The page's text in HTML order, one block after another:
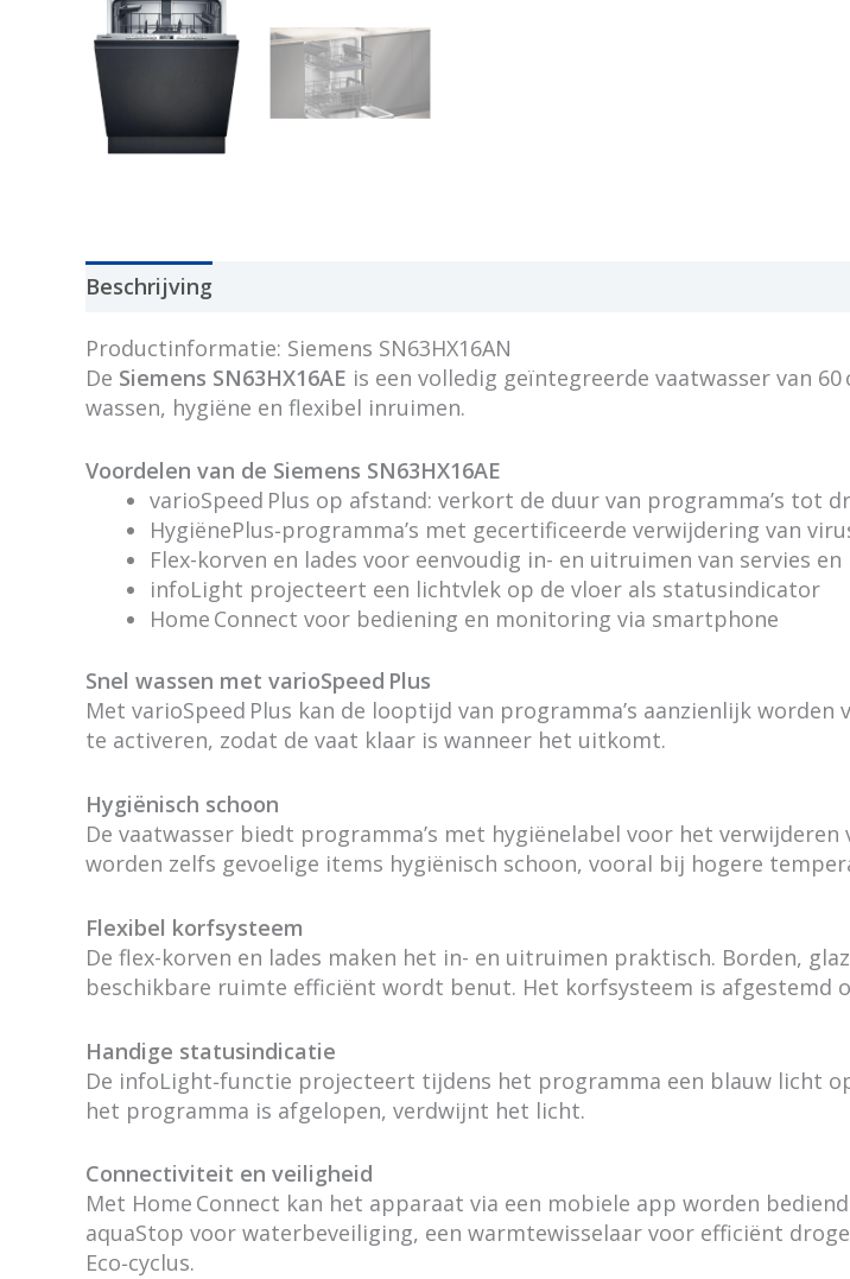
Beschrijving
Productinformatie: Siemens SN63HX16AN
De Siemens SN63HX16AE is een volledig geïntegreerde vaatwasser van
wassen, hygiëne en flexibel inruimen.
Voordelen van de Siemens SN63HX16AE
varioSpeed Plus op afstand: verkort de duur van programma’s tot
HygiënePlus‑programma’s met gecertificeerde verwijdering van
Flex-korven en lades voor eenvoudig in- en uitruimen van servies
infoLight projecteert een lichtvlek op de vloer als statusindicator
Home Connect voor bediening en monitoring via smartphone
Snel wassen met varioSpeed Plus
Met varioSpeed Plus kan de looptijd van programma’s aanzienlijk
te activeren, zodat de vaat klaar is wanneer het uitkomt.
Hygiënisch schoon
De vaatwasser biedt programma’s met hygiënelabel voor het
worden zelfs gevoelige items hygiënisch schoon, vooral bij hogere
Flexibel korfsysteem
De flex-korven en lades maken het in- en uitruimen praktisch. Borden,
beschikbare ruimte efficiënt wordt benut. Het korfsysteem is afgestemd
Handige statusindicatie
De infoLight‑functie projecteert tijdens het programma een blauw licht
het programma is afgelopen, verdwijnt het licht.
Connectiviteit en veiligheid
Met Home Connect kan het apparaat via een mobiele app worden
aquaStop voor waterbeveiliging, een warmtewisselaar voor efficiënt
Eco‑cyclus.